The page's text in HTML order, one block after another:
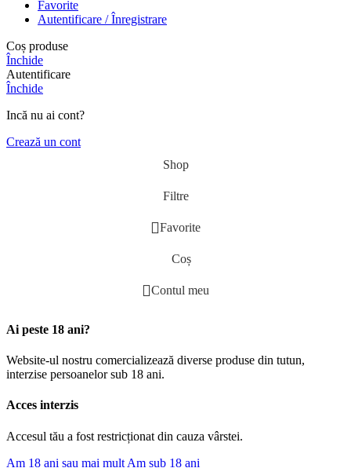
Favorite
Autentificare / Înregistrare
Coș produse
Închide
Autentificare
Închide
Incă nu ai cont?
Crează un cont
Shop
Filtre
Favorite
Coș
Contul meu
Ai peste 18 ani?
Website-ul nostru comercializează diverse produse din tutun,
interzise persoanelor sub 18 ani.
Acces interzis
Accesul tău a fost restricționat din cauza vârstei.
Am 18 ani sau mai mult Am sub 18 ani